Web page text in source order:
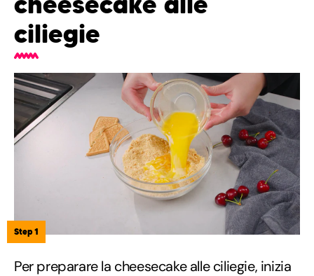
ciliegie
Step 1
Per preparare la cheesecake alle ciliegie, inizia